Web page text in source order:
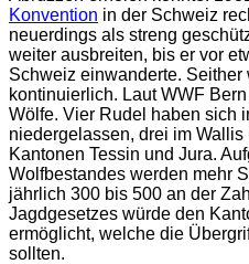
Konvention in der Schweiz
neuerdings als streng
weiter ausbreiten, bis er vor
Schweiz einwanderte. Seither
kontinuierlich. Laut WWF
Wölfe. Vier Rudel haben sich
niedergelassen, drei im
Kantonen Tessin und Jura.
Wolfbestandes werden mehr
jährlich 300 bis 500 an der
Jagdgesetzes würde den
ermöglicht, welche die
sollten.